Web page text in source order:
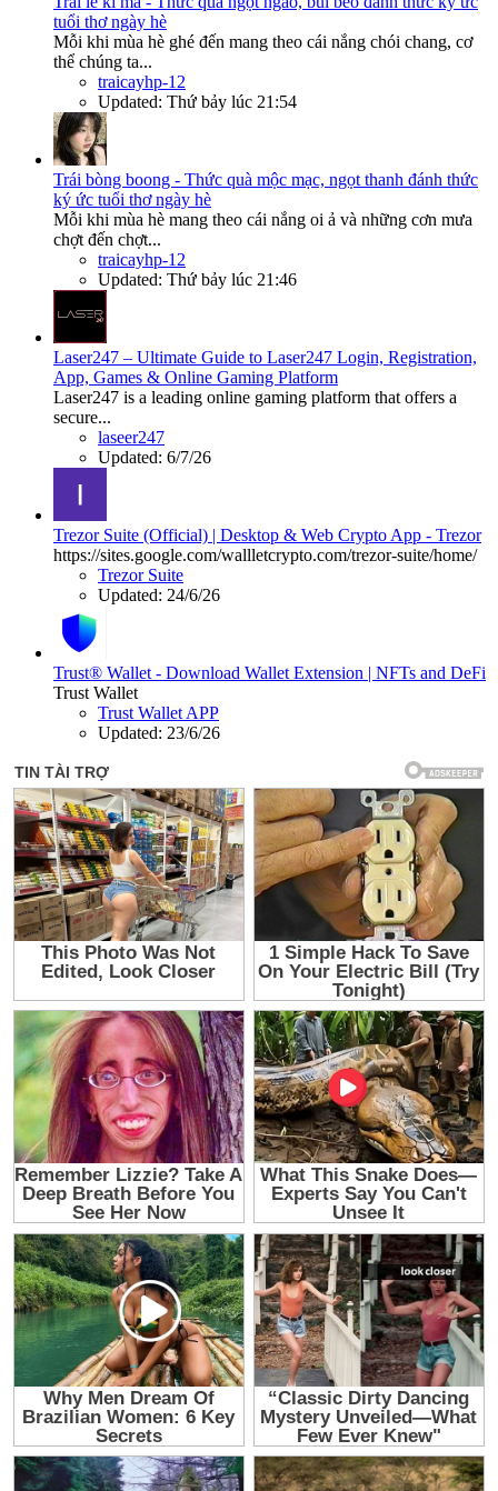
tuổi thơ ngày hè
Mỗi khi mùa hè ghé đến mang theo cái nắng chói chang, cơ
thể chúng ta...
traicayhp-12
Updated: Thứ bảy lúc 21:54
Trái bòng boong - Thức quà mộc mạc, ngọt thanh đánh thức
ký ức tuổi thơ ngày hè
Mỗi khi mùa hè mang theo cái nắng oi ả và những cơn mưa
chợt đến chợt...
traicayhp-12
Updated: Thứ bảy lúc 21:46
Laser247 – Ultimate Guide to Laser247 Login, Registration,
App, Games & Online Gaming Platform
Laser247 is a leading online gaming platform that offers a
secure...
laseer247
Updated: 6/7/26
Trezor Suite (Official) | Desktop & Web Crypto App - Trezor
https://sites.google.com/wallletcrypto.com/trezor-suite/home/
Trezor Suite
Updated: 24/6/26
Trust® Wallet - Download Wallet Extension | NFTs and DeFi
Trust Wallet
Trust Wallet APP
Updated: 23/6/26